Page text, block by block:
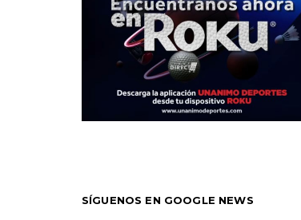
SÍGUENOS EN GOOGLE NEWS